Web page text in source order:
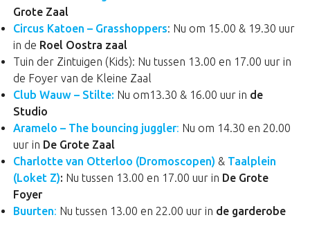
Grote Zaal
Circus Katoen – Grasshoppers: Nu om 15.00 & 19.30 uur
in de Roel Oostra zaal
Tuin der Zintuigen (Kids): Nu tussen 13.00 en 17.00 uur in
de Foyer van de Kleine Zaal
Club Wauw – Stilte: Nu om13.30 & 16.00 uur in de
Studio
Aramelo – The bouncing juggler: Nu om 14.30 en 20.00
uur in De Grote Zaal
Charlotte van Otterloo (Dromoscopen) & Taalplein
(Loket Z): Nu tussen 13.00 en 17.00 uur in De Grote
Foyer
Buurten: Nu tussen 13.00 en 22.00 uur in de garderobe